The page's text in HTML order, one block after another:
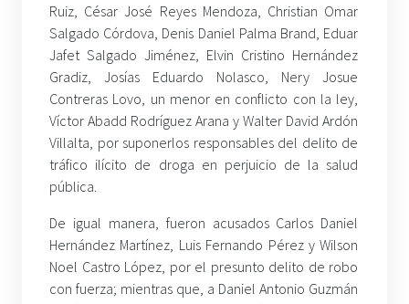
Ruiz, César José Reyes Mendoza, Christian Omar
Salgado Córdova, Denis Daniel Palma Brand, Eduar
Jafet Salgado Jiménez, Elvin Cristino Hernández
Gradiz, Josías Eduardo Nolasco, Nery Josue
Contreras Lovo, un menor en conflicto con la ley,
Víctor Abadd Rodríguez Arana y Walter David Ardón
Villalta, por suponerlos responsables del delito de
tráfico ilícito de droga en perjuicio de la salud
pública.
De igual manera, fueron acusados Carlos Daniel
Hernández Martínez, Luis Fernando Pérez y Wilson
Noel Castro López, por el presunto delito de robo
con fuerza; mientras que, a Daniel Antonio Guzmán